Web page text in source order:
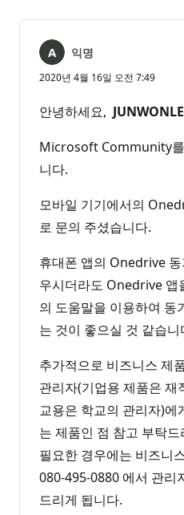
음
익명
2020년 4월 16일 오전 7:49
안녕하세요,
Microsoft Community
니다.
모바일 기기에서의
로 문의 주셨습니다.
휴대폰 앱의 Onedrive
우시더라도 Onedrive 앱
의 도움말을 이용하여 동
는 것이 좋으실 것 같습니
추가적으로 비즈니스 제
관리자(기업용 제품은 재
교용은 학교의 관리자)에
는 제품인 점 참고 부탁
필요한 경우에는 비즈니
080-495-0880 에서 관리
드리게 됩니다.